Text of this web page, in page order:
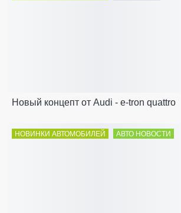
Новый концепт от Audi - e-tron quattro
НОВИНКИ АВТОМОБИЛЕЙ АВТО НОВОСТИ